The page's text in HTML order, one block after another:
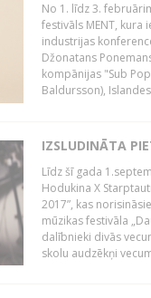
No 1. līdz 3.
festivāls MENT, kura
industrijas
Džonatans
kompānijas "Sub
Baldursson),
IZSLUDINĀTA
Līdz šī gada
Hodukina X
2017”, kas
mūzikas festivāla
dalībnieki divās
skolu audzēkņi